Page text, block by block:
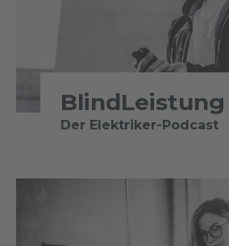
BlindLeistung
Der Elektriker-Podcast